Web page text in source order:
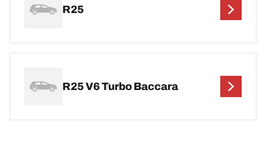
R25
R25 V6 Turbo Baccara